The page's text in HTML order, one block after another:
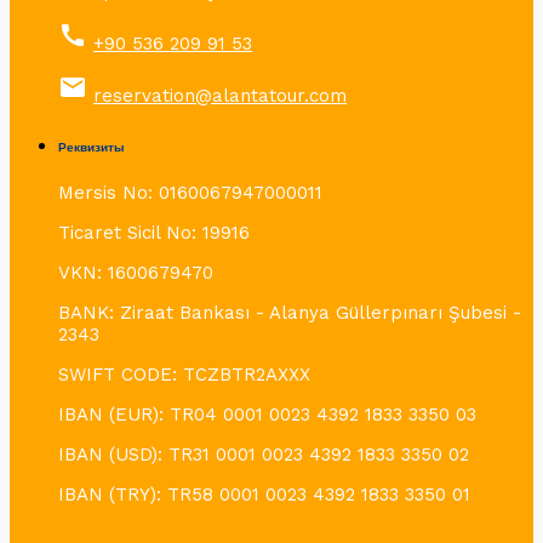
call +90 536 209 91 53
email reservation@alantatour.com
Реквизиты
Mersis No: 0160067947000011
Ticaret Sicil No: 19916
VKN: 1600679470
BANK: Ziraat Bankası - Alanya Güllerpınarı Şubesi -
2343
SWIFT CODE: TCZBTR2AXXX
IBAN (EUR): TR04 0001 0023 4392 1833 3350 03
IBAN (USD): TR31 0001 0023 4392 1833 3350 02
IBAN (TRY): TR58 0001 0023 4392 1833 3350 01